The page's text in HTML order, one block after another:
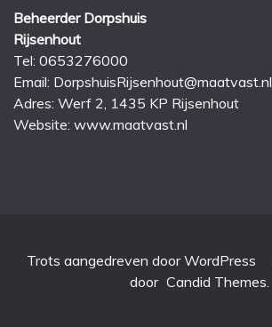
Beheerder Dorpshuis
Rijsenhout
Tel: 0653276000
Email: DorpshuisRijsenhout@maatvast.nl
Adres: Werf 2, 1435 KP Rijsenhout
Website: www.maatvast.nl
Trots aangedreven door WordPress
door Candid Themes.